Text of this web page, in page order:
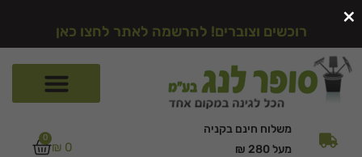
רוכשים וצוברים! להרשמה לאתר לחצו כאן
משלוח חינם בקניה
מעל 280 ₪
₪ 0
0
×